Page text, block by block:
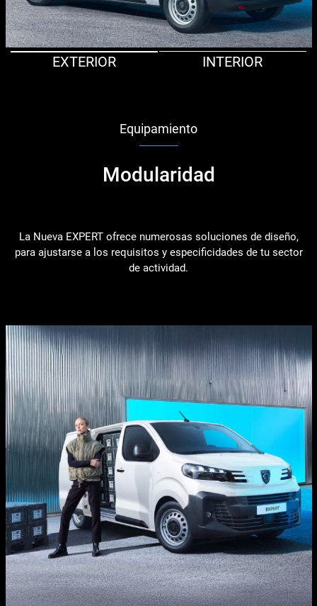
EXTERIOR INTERIOR
Equipamiento
Modularidad
La Nueva EXPERT ofrece numerosas soluciones de diseño,
para ajustarse a los requisitos y especificidades de tu sector
de actividad.